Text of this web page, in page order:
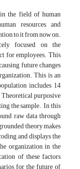
the field of human
resources, and
to it from now on.
focused on the
for employees. This
future changes
This is an
includes 14
purposive
the sample. In this
raw data through
theory makes
and displays the
organization in the
of these factors